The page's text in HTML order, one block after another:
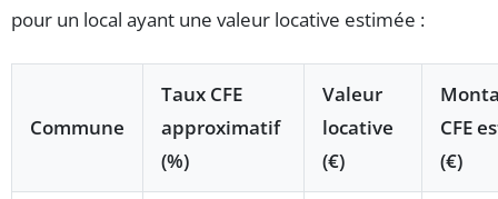
pour un local ayant une valeur locative estimée :
Commune
Taux CFE
approximatif
(%)
Valeur
locative
(€)
CFE
(€)